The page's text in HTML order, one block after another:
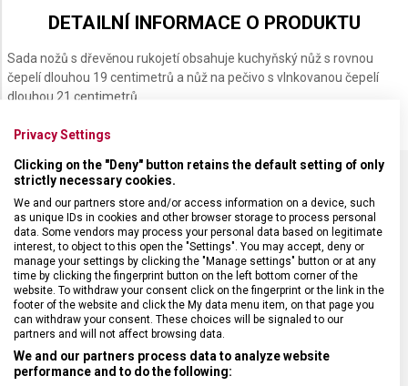
DETAILNÍ INFORMACE O PRODUKTU
Sada nožů s dřevěnou rukojetí obsahuje kuchyňský nůž s rovnou
čepelí dlouhou 19 centimetrů a nůž na pečivo s vlnkovanou čepelí
dlouhou 21 centimetrů.
SPECIFIKACE PRODUKTU
DRUH ZBOŽÍ Kuchyňské vybavení
ZÁRUKA 24 měsíců
Privacy Settings
Clicking on the "Deny" button retains the default setting of only
strictly necessary cookies.
We and our partners store and/or access information on a device, such
as unique IDs in cookies and other browser storage to process personal
data. Some vendors may process your personal data based on legitimate
interest, to object to this open the "Settings". You may accept, deny or
manage your settings by clicking the "Manage settings" button or at any
time by clicking the fingerprint button on the left bottom corner of the
website. To withdraw your consent click on the fingerprint or the link in the
footer of the website and click the My data menu item, on that page you
can withdraw your consent. These choices will be signaled to our
partners and will not affect browsing data.
We and our partners process data to analyze website
performance and to do the following: